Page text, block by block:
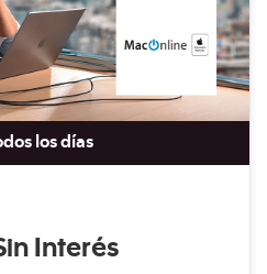
los días
Interés